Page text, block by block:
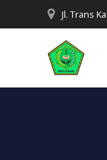
to
Jl. Trans